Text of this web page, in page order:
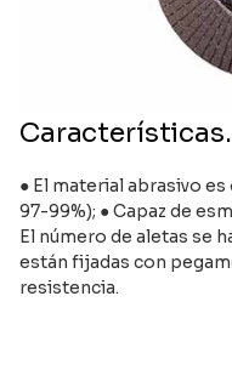
Características.
● El material abrasivo
97-99%); ● Capaz de
El número de aletas se
están fijadas con
resistencia.